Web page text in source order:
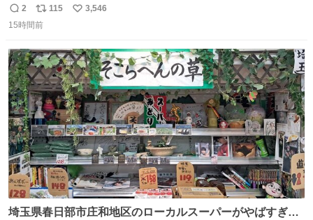
ぎのところ申し訳ないのですが……あの………😥
返
信
2
リ
ポ
ト
数
115
い
数
3,546
15時間前
埼玉県春日部市庄和地区のローカルスーパーがやばすぎ